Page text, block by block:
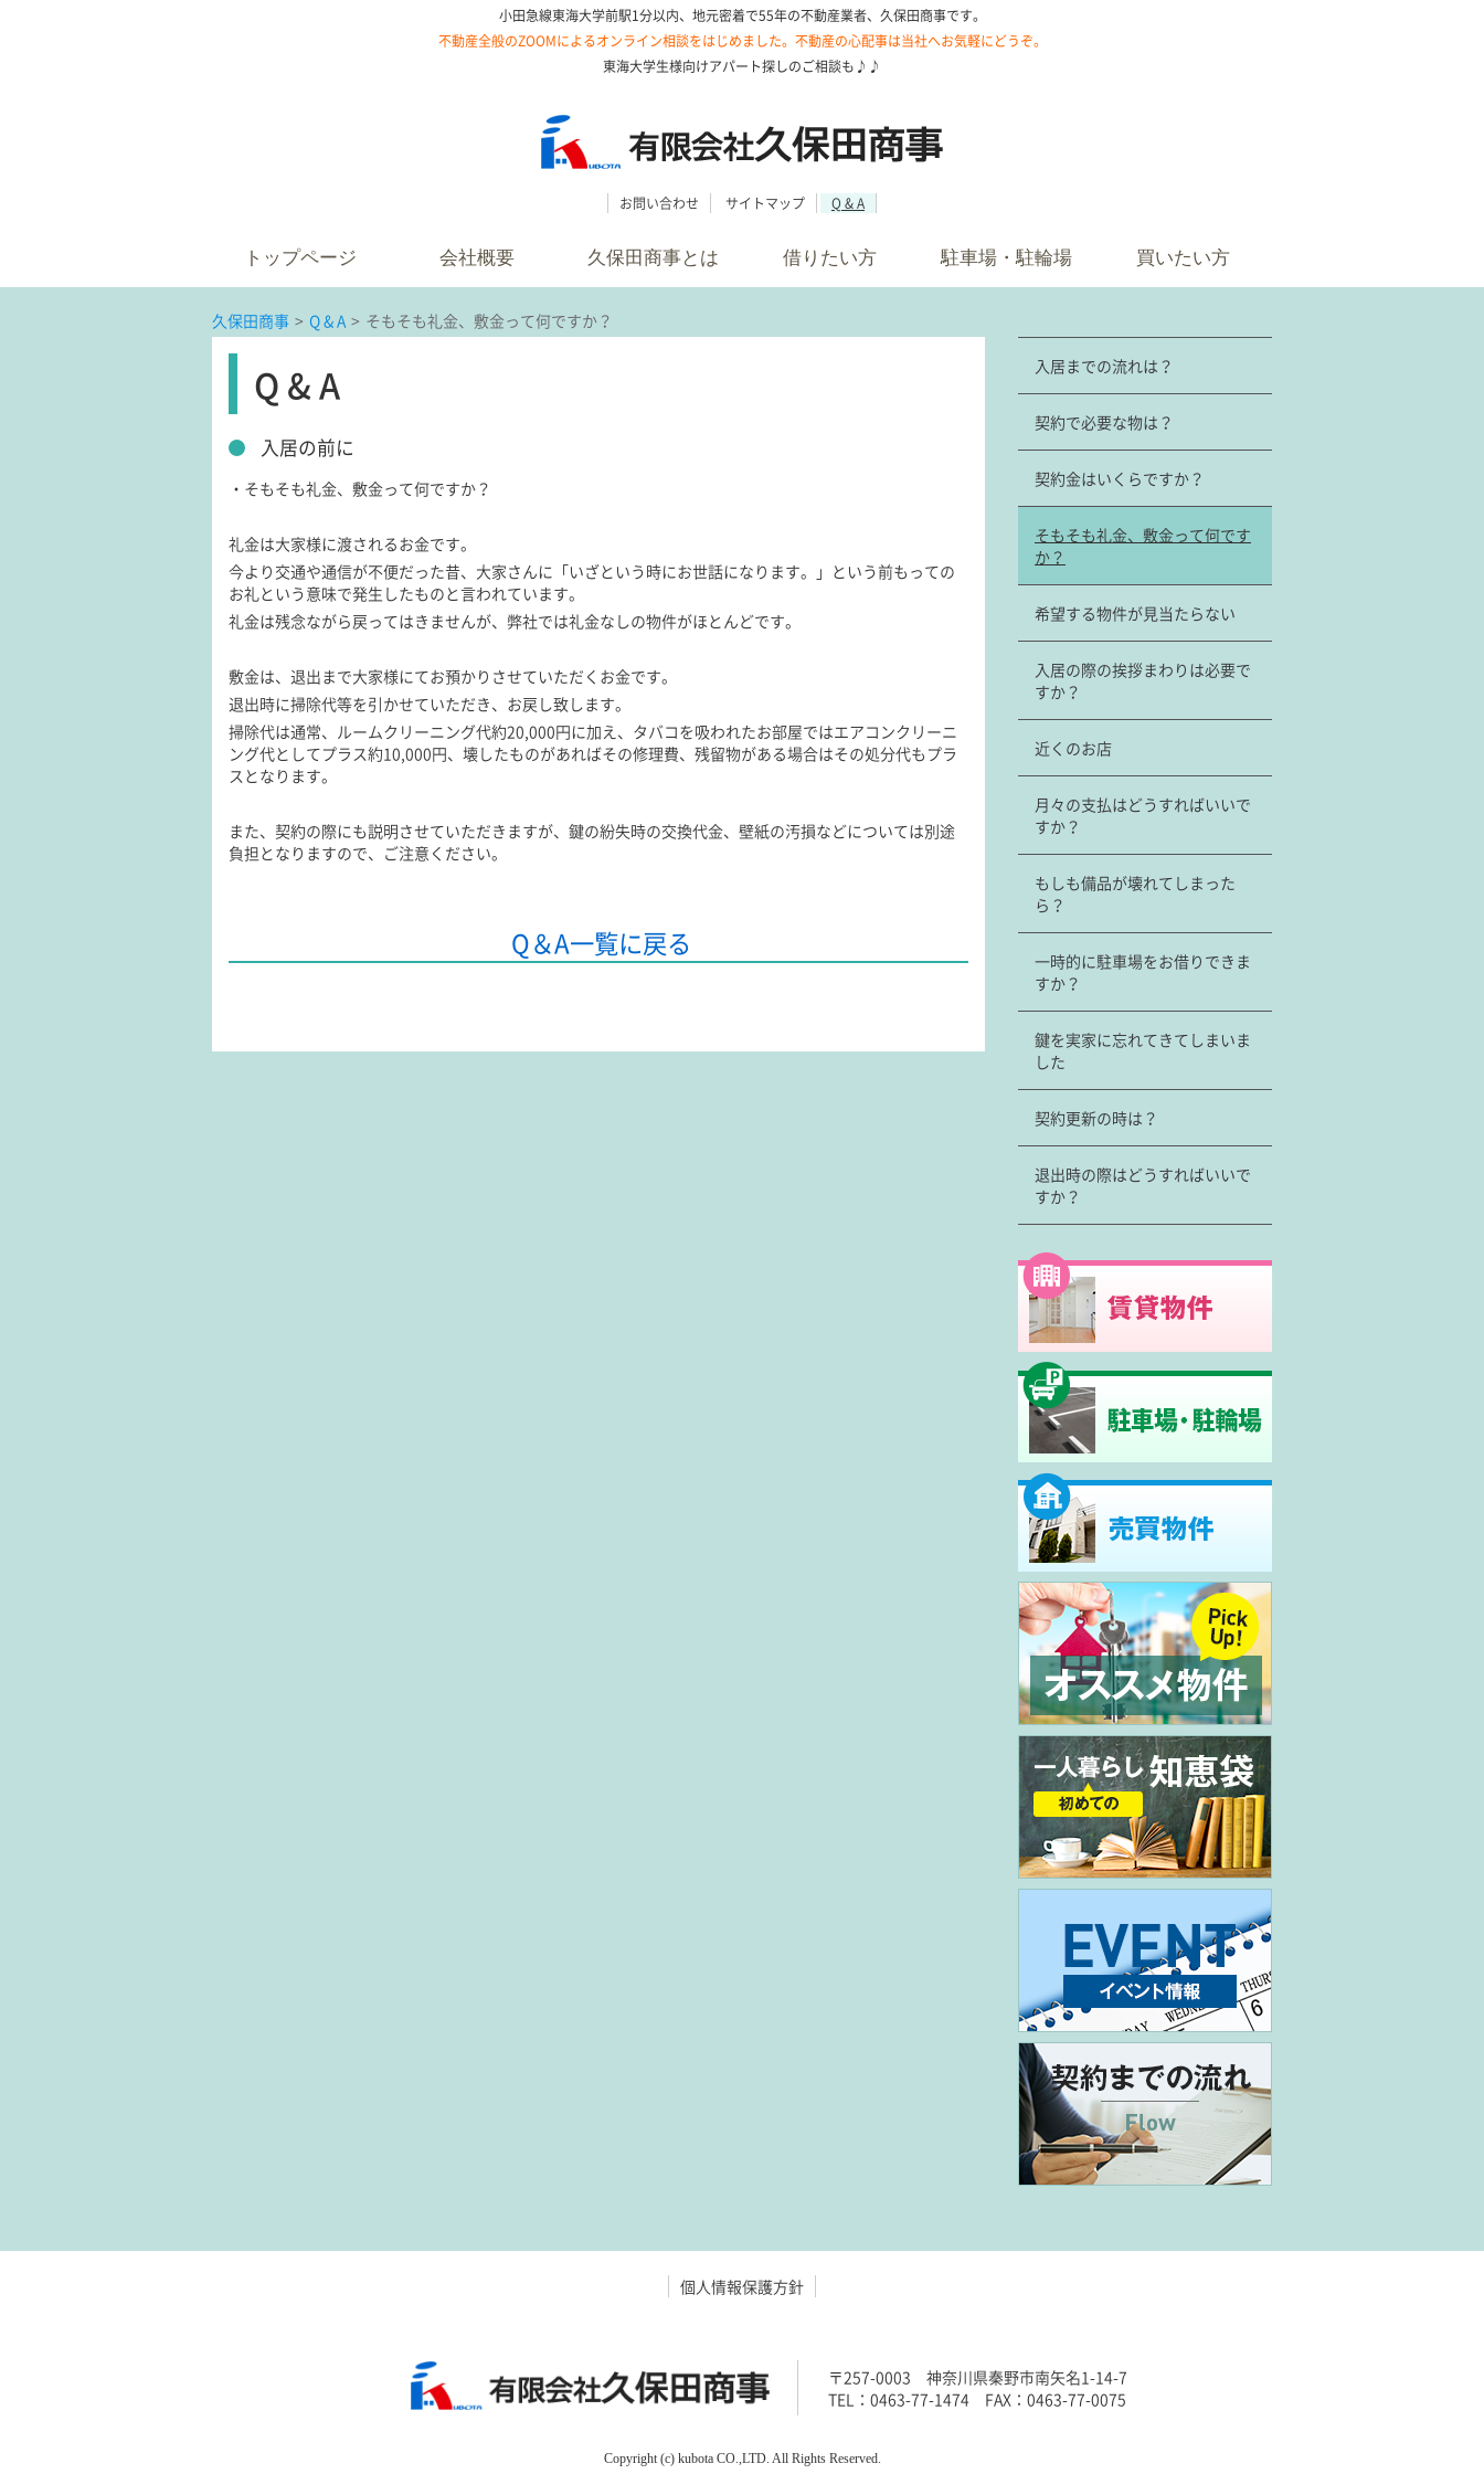
小田急線東海大学前駅1分以内、地元密着で55年の不動産業者、久保田商事です。
不動産全般のZOOMによるオンライン相談をはじめました。不動産の心配事は当社へお気軽にどうぞ。
東海大学生様向けアパート探しのご相談も♪♪
お問い合わせ サイトマップ Q & A
トップページ 会社概要 久保田商事とは 借りたい方 駐車場・駐輪場 買いたい方
久保田商事 > Q & A > そもそも礼金、敷金って何ですか？
入居までの流れは？
契約で必要な物は？
契約金はいくらですか？
そもそも礼金、敷金って何です
か？
希望する物件が見当たらない
入居の際の挨拶まわりは必要で
すか？
近くのお店
月々の支払はどうすればいいで
すか？
もしも備品が壊れてしまった
ら？
一時的に駐車場をお借りできま
すか？
鍵を実家に忘れてきてしまいま
した
契約更新の時は？
退出時の際はどうすればいいで
すか？
Q & A
入居の前に
・そもそも礼金、敷金って何ですか？
礼金は大家様に渡されるお金です。
今より交通や通信が不便だった昔、大家さんに「いざという時にお世話になります。」という前もっての
お礼という意味で発生したものと言われています。
礼金は残念ながら戻ってはきませんが、弊社では礼金なしの物件がほとんどです。
敷金は、退出まで大家様にてお預かりさせていただくお金です。
退出時に掃除代等を引かせていただき、お戻し致します。
掃除代は通常、ルームクリーニング代約20,000円に加え、タバコを吸われたお部屋ではエアコンクリーニ
ング代としてプラス約10,000円、壊したものがあればその修理費、残留物がある場合はその処分代もプラ
スとなります。
また、契約の際にも説明させていただきますが、鍵の紛失時の交換代金、壁紙の汚損などについては別途
負担となりますので、ご注意ください。
Q＆A一覧に戻る
個人情報保護方針
〒257-0003 神奈川県秦野市南矢名1-14-7
TEL：0463-77-1474 FAX：0463-77-0075
Copyright (c) kubota CO.,LTD. All Rights Reserved.